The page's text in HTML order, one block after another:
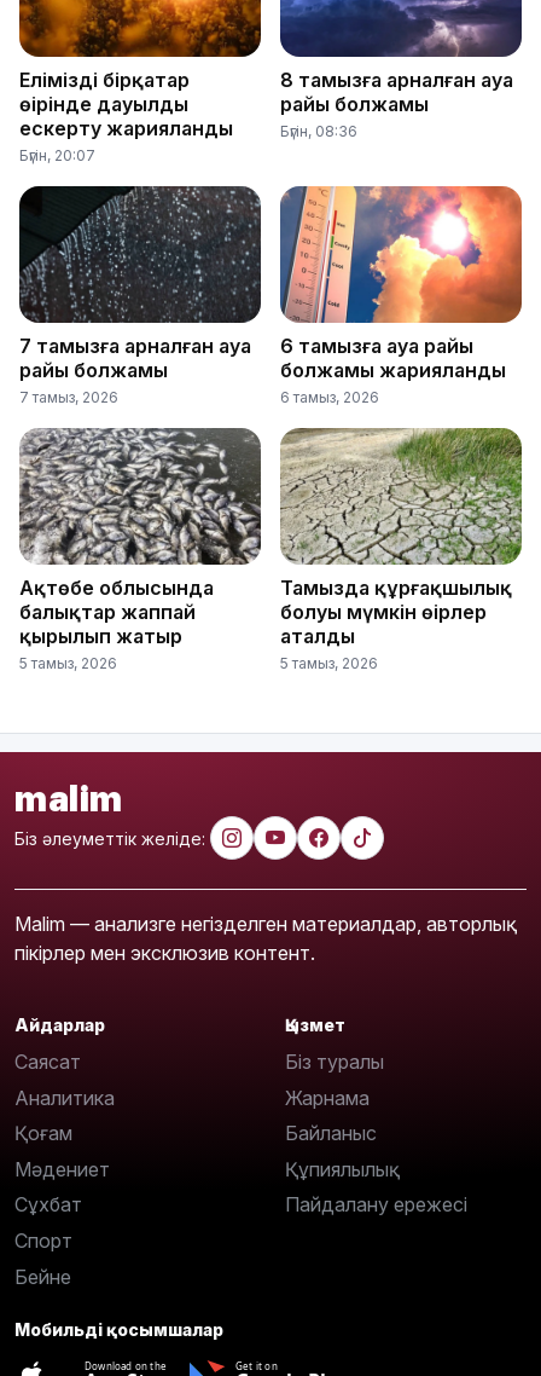
Еліміздің бірқатар
өңірінде дауылды
ескерту жарияланды
Бүгін, 20:07
8 тамызға арналған ауа
райы болжамы
Бүгін, 08:36
7 тамызға арналған ауа
райы болжамы
7 тамыз, 2026
6 тамызға ауа райы
болжамы жарияланды
6 тамыз, 2026
Ақтөбе облысында
балықтар жаппай
қырылып жатыр
5 тамыз, 2026
Тамызда құрғақшылық
болуы мүмкін өңірлер
аталды
5 тамыз, 2026
malim
Біз әлеуметтік желіде:
Malim — анализге негізделген материалдар, авторлық
пікірлер мен эксклюзив контент.
Айдарлар
Саясат
Аналитика
Қоғам
Мәдениет
Сұхбат
Спорт
Бейне
Қызмет
Біз туралы
Жарнама
Байланыс
Құпиялылық
Пайдалану ережесі
Мобильді қосымшалар
Download on the Get it on